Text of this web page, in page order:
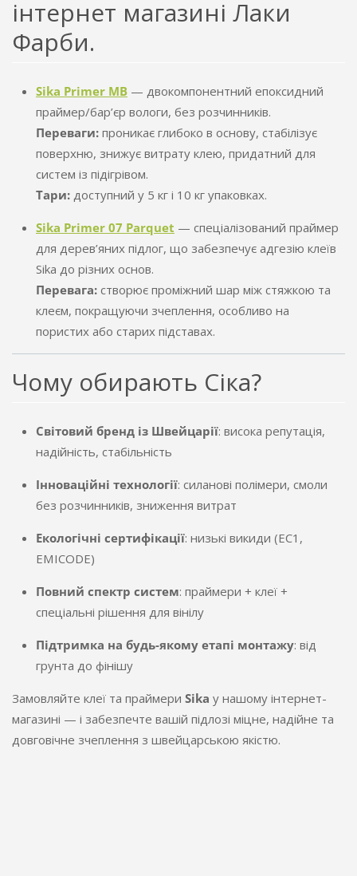
інтернет магазині Лаки
Фарби.
Sika Primer MB— двокомпонентний епоксидний
праймер/бар’єр вологи, без розчинників.
Переваги:проникає глибоко в основу, стабілізує
поверхню, знижує витрату клею, придатний для
систем із підігрівом.
Тари:доступний у 5 кг і 10 кг упаковках.
Sika Primer 07 Parquet — спеціалізований праймер
для дерев’яних підлог, що забезпечує адгезію клеїв
Sika до різних основ.
Перевага:створює проміжний шар між стяжкою та
клеєм, покращуючи зчеплення, особливо на
пористих або старих підставах.
Чому обирають Сіка?
Світовий бренд із Швейцарії: висока репутація,
надійність, стабільність
Інноваційні технології: силанові полімери, смоли
без розчинників, зниження витрат
Екологічні сертифікації: низькі викиди (EC1,
EMICODE)
Повний спектр систем: праймери + клеї +
спеціальні рішення для вінілу
Підтримка на будь-якому етапі монтажу: від
грунта до фінішу
Замовляйте клеї та праймери Sika у нашому інтернет-
магазині — і забезпечте вашій підлозі міцне, надійне та
довговічне зчеплення з швейцарською якістю.